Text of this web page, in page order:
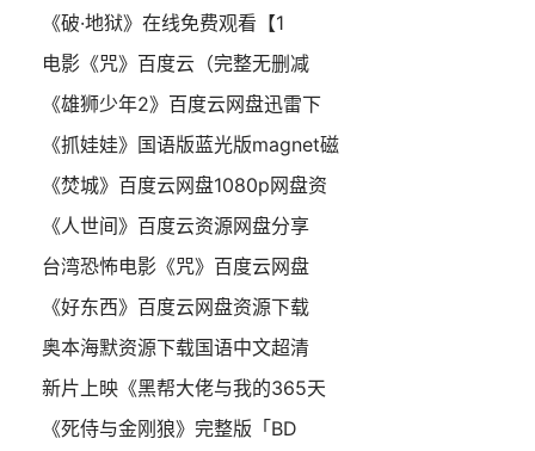
《破·地狱》在线免费观看【1
电影《咒》百度云（完整无删减
《雄狮少年2》百度云网盘迅雷下
《抓娃娃》国语版蓝光版magnet磁
《焚城》百度云网盘1080p网盘资
《人世间》百度云资源网盘分享
台湾恐怖电影《咒》百度云网盘
《好东西》百度云网盘资源下载
奥本海默资源下载国语中文超清
新片上映《黑帮大佬与我的365天
《死侍与金刚狼》完整版「BD